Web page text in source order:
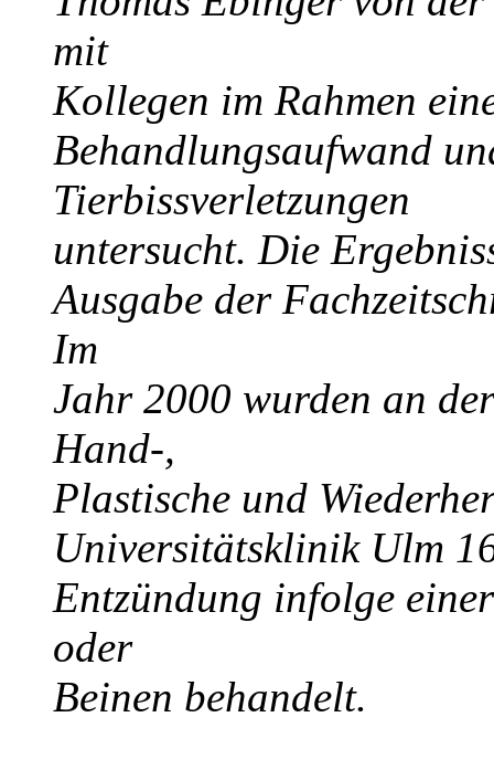
mit
Kollegen im Rahmen
Behandlungsaufwand
Tierbissverletzungen
untersucht. Die
Ausgabe der
Im
Jahr 2000 wurden an
Hand-,
Plastische und
Universitätsklinik Ulm
Entzündung infolge
oder
Beinen behandelt.